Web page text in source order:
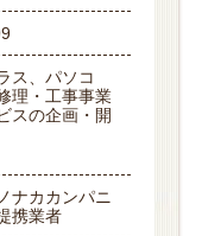
ス、パソコ
理・工事事業
スの企画・開
ナカカンパニ
携業者